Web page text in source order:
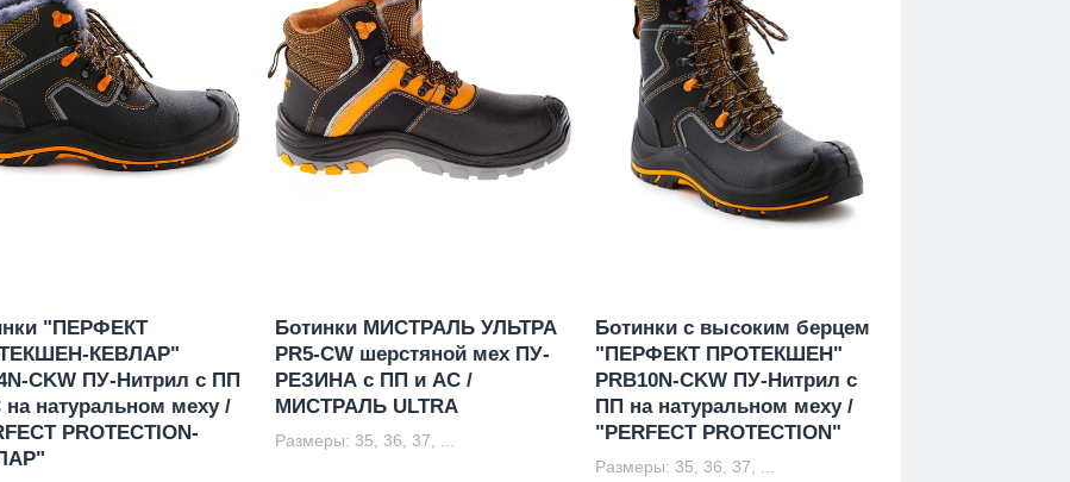
"ПЕРФЕКТ
КЕВЛАР"
CKW ПУ-Нитрил с ПП
натуральном меху /
PROTECTION-
Ботинки МИСТРАЛЬ УЛЬТРА
PR5-CW шерстяной мех ПУ-
РЕЗИНА с ПП и АС /
МИСТРАЛЬ ULTRA
Размеры: 35, 36, 37, ...
Ботинки с высоким берцем
"ПЕРФЕКТ ПРОТЕКШЕН"
PRB10N-CKW ПУ-Нитрил с
ПП на натуральном меху /
"PERFECT PROTECTION"
Размеры: 35, 36, 37, ...